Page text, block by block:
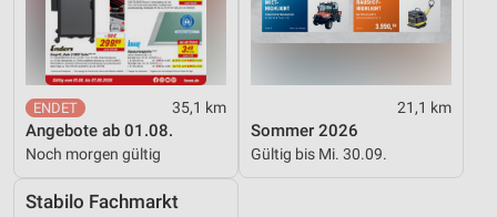
35,1 km
Angebote ab 01.08.
Noch morgen gültig
21,1 km
Sommer 2026
Gültig bis Mi. 30.09.
Stabilo Fachmarkt